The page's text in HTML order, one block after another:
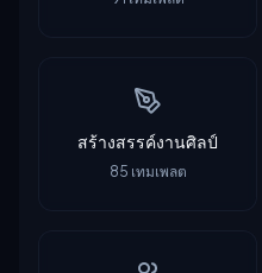
สร้างสรรค์งานศิลป์
85 เทมเพลต